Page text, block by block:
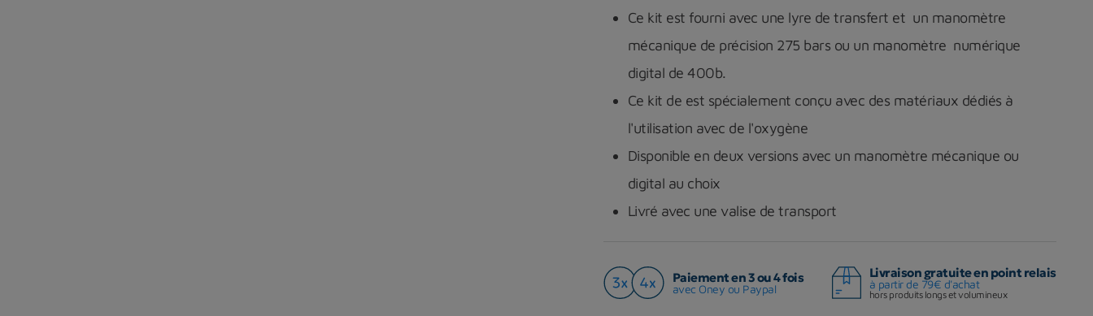
Ce kit est fourni avec une lyre de transfert et un manomètre
mécanique de précision 275 bars ou un manomètre numérique
digital de 400b.
Ce kit de est spécialement conçu avec des matériaux dédiés à
l'utilisation avec de l'oxygène
Disponible en deux versions avec un manomètre mécanique ou
digital au choix
Livré avec une valise de transport
Paiement en 3 ou 4 fois
avec Oney ou Paypal
Livraison gratuite en point relais
à partir de 79€ d'achat
hors produits longs et volumineux